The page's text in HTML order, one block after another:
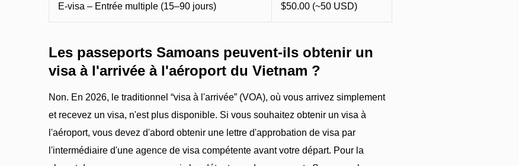
E-visa – Entrée multiple (15–90 jours) $50.00 (~50 USD)
Les passeports Samoans peuvent-ils obtenir un
visa à l'arrivée à l'aéroport du Vietnam ?
Non. En 2026, le traditionnel “visa à l'arrivée” (VOA), où vous arrivez simplement
et recevez un visa, n'est plus disponible. Si vous souhaitez obtenir un visa à
l'aéroport, vous devez d'abord obtenir une lettre d'approbation de visa par
l'intermédiaire d'une agence de visa compétente avant votre départ. Pour la